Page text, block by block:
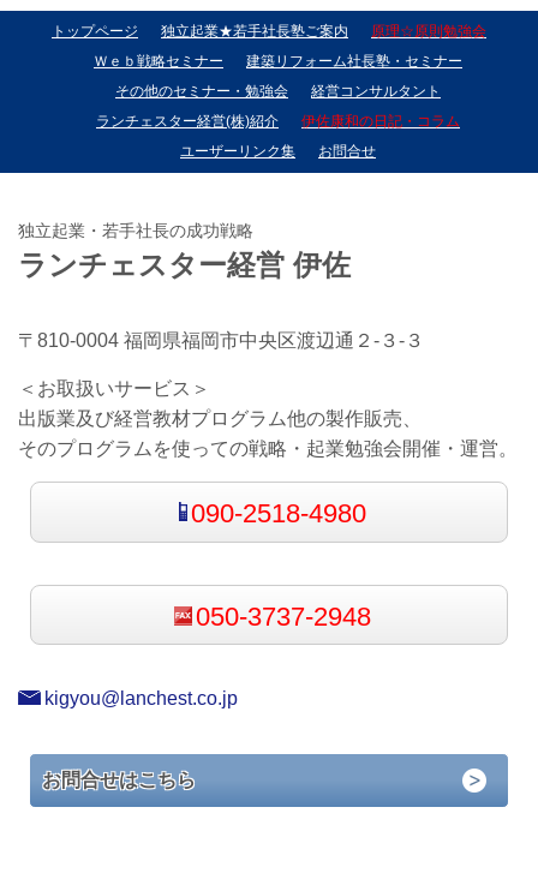
トップページ 独立起業★若手社長塾ご案内
原理☆原則勉強会
Ｗｅｂ戦略セミナー
建築リフォーム社長塾・セミナー
その他のセミナー・勉強会
経営コンサルタント
ランチェスター経営(株)紹介
伊佐康和の日記・コラム
ユーザーリンク集
お問合せ
独立起業・若手社長の成功戦略
ランチェスター経営 伊佐
〒810-0004 福岡県福岡市中央区渡辺通２-３-３
＜お取扱いサービス＞
出版業及び経営教材プログラム他の製作販売、
そのプログラムを使っての戦略・起業勉強会開催・運営。
090-2518-4980
050-3737-2948
kigyou@lanchest.co.jp
お問合せはこちら